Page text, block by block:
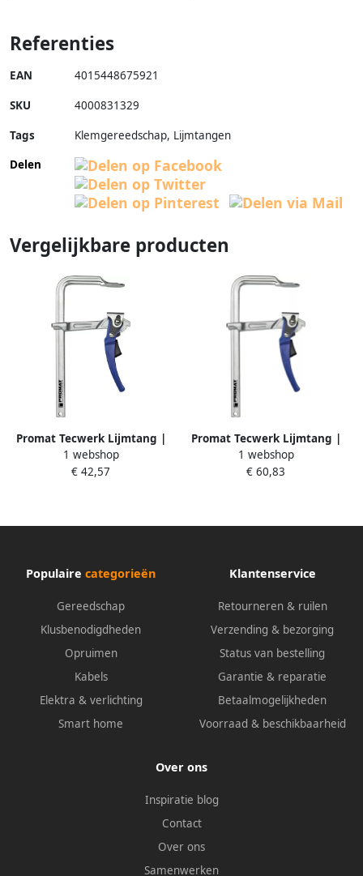
Referenties
EAN 4015448675921
SKU 4000831329
Tags
Klemgereedschap, Lijmtangen
Delen
Vergelijkbare producten
Promat Tecwerk Lijmtang |
spanwijdte 200 mm
werkbereik 100 mm |
1 webshop
€ 42,57
Promat Tecwerk Lijmtang |
spanwijdte 300 mm
werkbereik 140 mm |
1 webshop
€ 60,83
Populaire categorieën
Gereedschap
Klusbenodigdheden
Opruimen
Kabels
Elektra & verlichting
Smart home
Klantenservice
Retourneren & ruilen
Verzending & bezorging
Status van bestelling
Garantie & reparatie
Betaalmogelijkheden
Voorraad & beschikbaarheid
Over ons
Inspiratie blog
Contact
Over ons
Samenwerken